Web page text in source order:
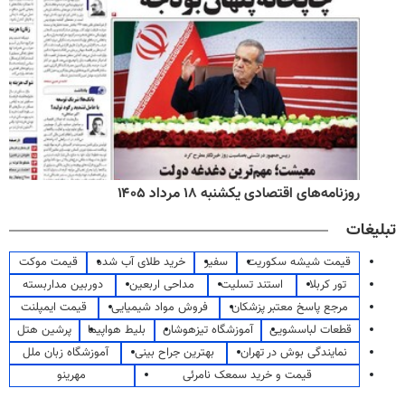
روزنامه‌های اقتصادی یکشنبه ۱۸ مرداد ۱۴۰۵
تبلیغات
قیمت شیشه سکوریت سفیر خرید طلای آب شده
قیمت موکت
تور کربلا
استند تسلیت مداحی اربعین
دوربین مداربسته
مرجع پاسخ معتبر پزشکان
فروش مواد شیمیایی
قیمت ایمپلنت
قطعات لباسشویی
آموزشگاه تیزهوشان بلیط هواپیما
پرشین هتل
نمایندگی بوش در تهران
بهترین جراح بینی
آموزشگاه زبان ملل
قیمت و خرید سمعک نامرئی
مهرینو